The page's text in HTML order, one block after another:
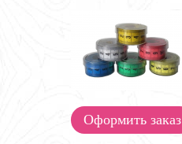
Оформить заказ